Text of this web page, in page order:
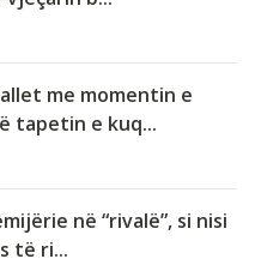
me momentin e
tapetin e kuq...
në “rivalë”, si nisi
të ri...